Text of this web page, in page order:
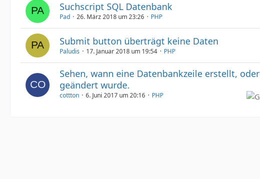
Suchscript SQL Datenbank
Pad 26. März 2018 um 23:26 PHP
Submit button überträgt keine Daten
Paludis 17. Januar 2018 um 19:54 PHP
Sehen, wann eine Datenbankzeile erstellt, oder
geändert wurde.
cottton 6. Juni 2017 um 20:16 PHP